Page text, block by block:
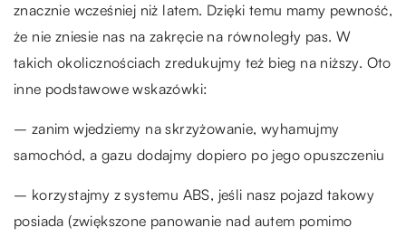
znacznie wcześniej niż latem. Dzięki temu mamy pewność,
że nie zniesie nas na zakręcie na równoległy pas. W
takich okolicznościach zredukujmy też bieg na niższy. Oto
inne podstawowe wskazówki:
– zanim wjedziemy na skrzyżowanie, wyhamujmy
samochód, a gazu dodajmy dopiero po jego opuszczeniu
– korzystajmy z systemu ABS, jeśli nasz pojazd takowy
posiada (zwiększone panowanie nad autem pomimo